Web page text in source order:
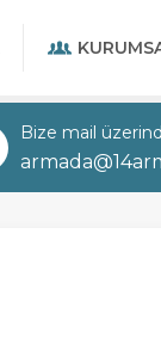
Bize mail